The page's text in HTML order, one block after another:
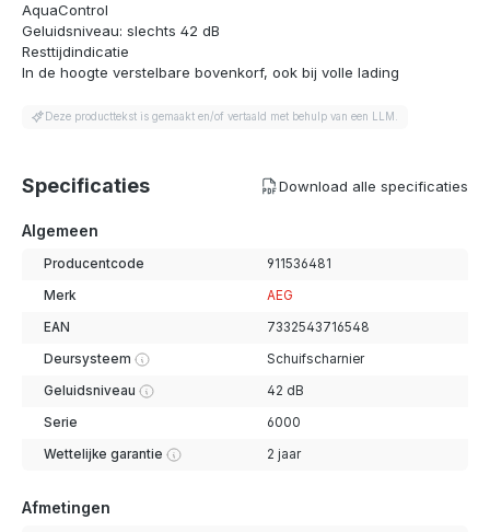
AquaControl
Geluidsniveau: slechts 42 dB
Resttijdindicatie
In de hoogte verstelbare bovenkorf, ook bij volle lading
Deze producttekst is gemaakt en/of vertaald met behulp van een LLM.
Specificaties Download alle specificaties
Algemeen
Producentcode 911536481
Merk AEG
EAN 7332543716548
Deursysteem Schuifscharnier
Geluidsniveau 42 dB
Serie 6000
Wettelijke garantie 2 jaar
Afmetingen